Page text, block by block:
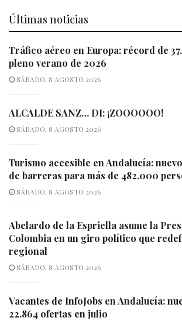
Últimas noticias
Tráfico aéreo en Europa: récord de
pleno verano de 2026
SÁBADO, 8 AGOSTO 2026
ALCALDE SANZ… DI: ¡ZOOOOOO!
SÁBADO, 8 AGOSTO 2026
Turismo accesible en Andalucía:
de barreras para más de 482.000
SÁBADO, 8 AGOSTO 2026
Abelardo de la Espriella asume la
Colombia en un giro político que
regional
SÁBADO, 8 AGOSTO 2026
Vacantes de InfoJobs en Andalucía:
22.864 ofertas en julio